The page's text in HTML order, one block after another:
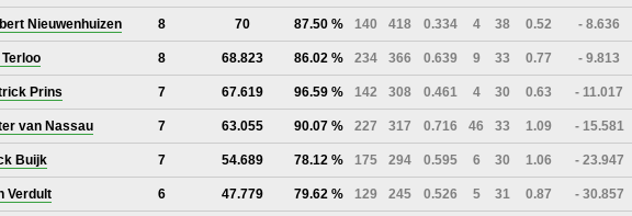
Nieuwenhuizen 8 70 87.50 % 140 418 0.334 4 38 0.52 - 8.636
8 68.823 86.02 % 234 366 0.639 9 33 0.77 - 9.813
Prins 7 67.619 96.59 % 142 308 0.461 4 30 0.63 - 11.017
van Nassau 7 63.055 90.07 % 227 317 0.716 46 33 1.09 - 15.581
Buijk 7 54.689 78.12 % 175 294 0.595 6 30 1.06 - 23.947
Verdult 6 47.779 79.62 % 129 245 0.526 5 31 0.87 - 30.857